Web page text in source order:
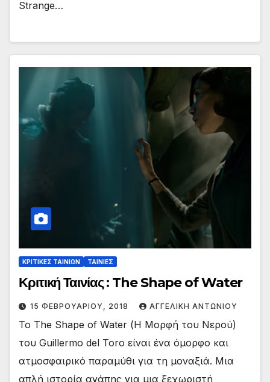
Strange…
ΚΡΙΤΙΚΕΣ ΤΑΙΝΙΩΝ ΤΑΙΝΙΕΣ
Κριτική Ταινίας : The Shape of Water
15 ΦΕΒΡΟΥΑΡΊΟΥ, 2018 ΑΓΓΕΛΙΚΉ ΑΝΤΩΝΊΟΥ
Το The Shape of Water (Η Μορφή του Νερού)
του Guillermo del Toro είναι ένα όμορφο και
ατμοσφαιρικό παραμύθι για τη μοναξιά. Μια
απλή ιστορία αγάπης για μια ξεχωριστή